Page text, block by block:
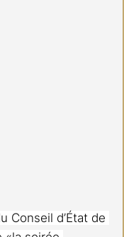
Conseil d’État de